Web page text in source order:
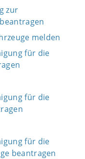
zur
melden
für die
für die
für die
beantragen